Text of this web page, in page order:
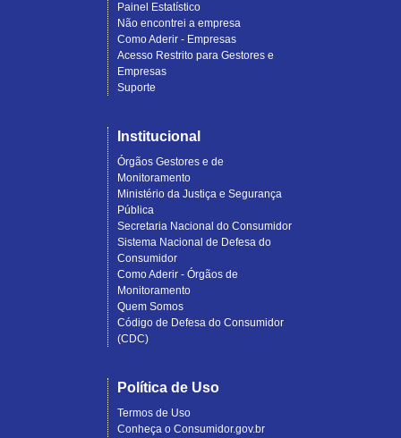
Painel Estatístico
Não encontrei a empresa
Como Aderir - Empresas
Acesso Restrito para Gestores e
Empresas
Suporte
Institucional
Órgãos Gestores e de
Monitoramento
Ministério da Justiça e Segurança
Pública
Secretaria Nacional do Consumidor
Sistema Nacional de Defesa do
Consumidor
Como Aderir - Órgãos de
Monitoramento
Quem Somos
Código de Defesa do Consumidor
(CDC)
Política de Uso
Termos de Uso
Conheça o Consumidor.gov.br